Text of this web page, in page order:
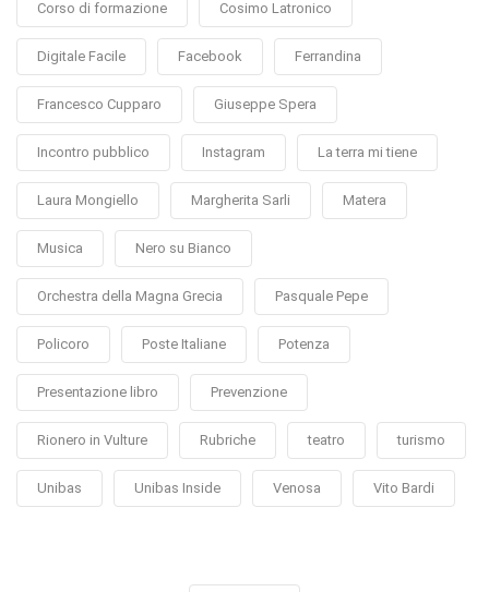
Corso di formazione Cosimo Latronico
Digitale Facile Facebook Ferrandina
Francesco Cupparo Giuseppe Spera
Incontro pubblico Instagram La terra mi tiene
Laura Mongiello Margherita Sarli Matera
Musica Nero su Bianco
Orchestra della Magna Grecia Pasquale Pepe
Policoro Poste Italiane Potenza
Presentazione libro Prevenzione
Rionero in Vulture Rubriche teatro turismo
Unibas Unibas Inside Venosa Vito Bardi